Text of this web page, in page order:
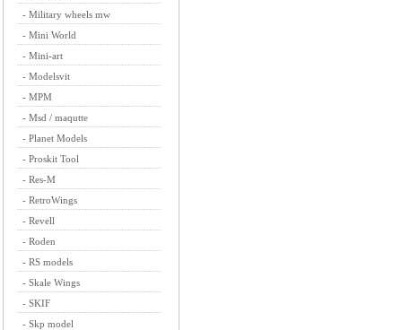
- Military wheels mw
- Mini World
- Mini-art
- Modelsvit
- MPM
- Msd / maqutte
- Planet Models
- Proskit Tool
- Res-M
- RetroWings
- Revell
- Roden
- RS models
- Skale Wings
- SKIF
- Skp model